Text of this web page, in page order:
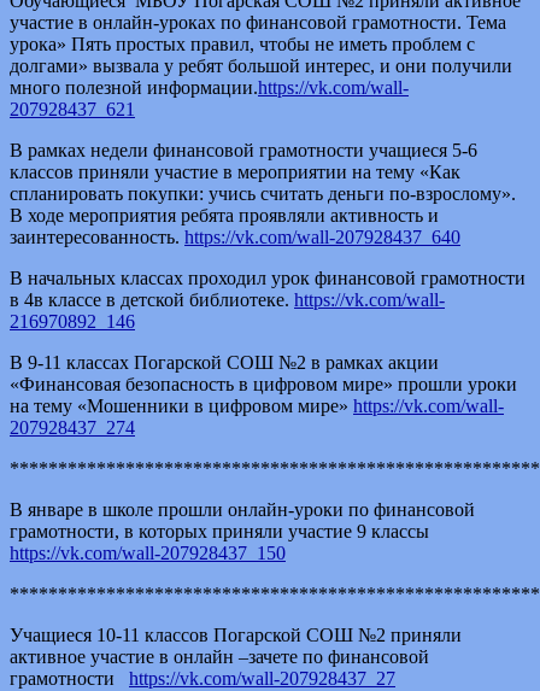
участие в онлайн-уроках по финансовой грамотности. Тема
урока» Пять простых правил, чтобы не иметь проблем с
долгами» вызвала у ребят большой интерес, и они получили
много полезной информации.https://vk.com/wall-
207928437_621
В рамках недели финансовой грамотности учащиеся 5-6
классов приняли участие в мероприятии на тему «Как
спланировать покупки: учись считать деньги по-взрослому».
В ходе мероприятия ребята проявляли активность и
заинтересованность. https://vk.com/wall-207928437_640
В начальных классах проходил урок финансовой грамотности
в 4в классе в детской библиотеке. https://vk.com/wall-
216970892_146
В 9-11 классах Погарской СОШ №2 в рамках акции
«Финансовая безопасность в цифровом мире» прошли уроки
на тему «Мошенники в цифровом мире» https://vk.com/wall-
207928437_274
В январе в школе прошли онлайн-уроки по финансовой
грамотности, в которых приняли участие 9 классы
https://vk.com/wall-207928437_150
Учащиеся 10-11 классов Погарской СОШ №2 приняли
активное участие в онлайн –зачете по финансовой
грамотности https://vk.com/wall-207928437_27